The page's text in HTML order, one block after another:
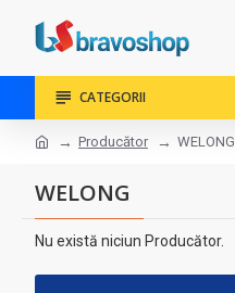
CATEGORII
Producător WELONG
WELONG
Nu există niciun Producător.